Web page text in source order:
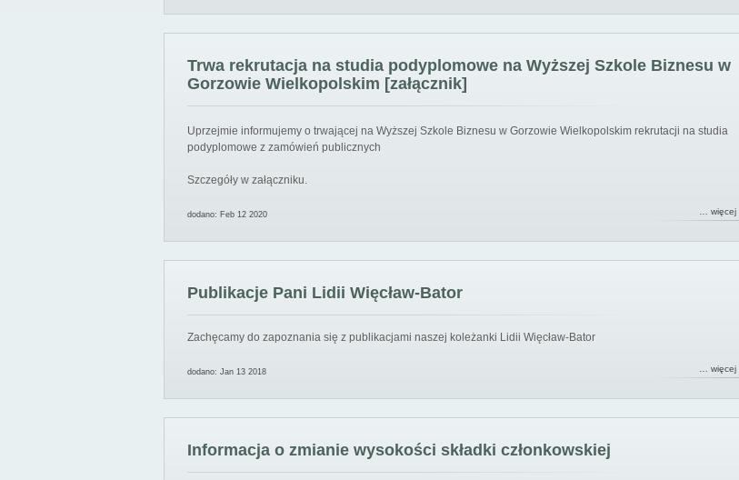
Trwa rekrutacja na studia podyplomowe na Wyższej Szkole Biznesu w
Gorzowie Wielkopolskim [załącznik]
Uprzejmie informujemy o trwającej na Wyższej Szkole Biznesu w Gorzowie Wielkopolskim rekrutacji na studia
podyplomowe z zamówień publicznych
Szczegóły w załączniku.
dodano: Feb 12 2020 … więcej
Publikacje Pani Lidii Więcław-Bator
Zachęcamy do zapoznania się z publikacjami naszej koleżanki Lidii Więcław-Bator
dodano: Jan 13 2018 … więcej
Informacja o zmianie wysokości składki członkowskiej